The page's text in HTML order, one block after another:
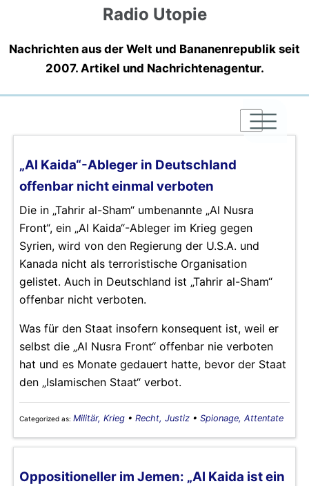
Radio Utopie
Nachrichten aus der Welt und Bananenrepublik seit
2007. Artikel und Nachrichtenagentur.
|
|
|
„Al Kaida“-Ableger in Deutschland
offenbar nicht einmal verboten
Die in „Tahrir al-Sham“ umbenannte „Al Nusra
Front“, ein „Al Kaida“-Ableger im Krieg gegen
Syrien, wird von den Regierung der U.S.A. und
Kanada nicht als terroristische Organisation
gelistet. Auch in Deutschland ist „Tahrir al-Sham“
offenbar nicht verboten.
Was für den Staat insofern konsequent ist, weil er
selbst die „Al Nusra Front“ offenbar nie verboten
hat und es Monate gedauert hatte, bevor der Staat
den „Islamischen Staat“ verbot.
Categorized as: Militär, Krieg • Recht, Justiz • Spionage, Attentate
Oppositioneller im Jemen: „Al Kaida ist ein